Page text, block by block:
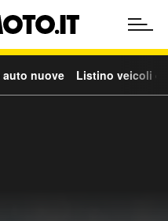
nuove Listino veicoli